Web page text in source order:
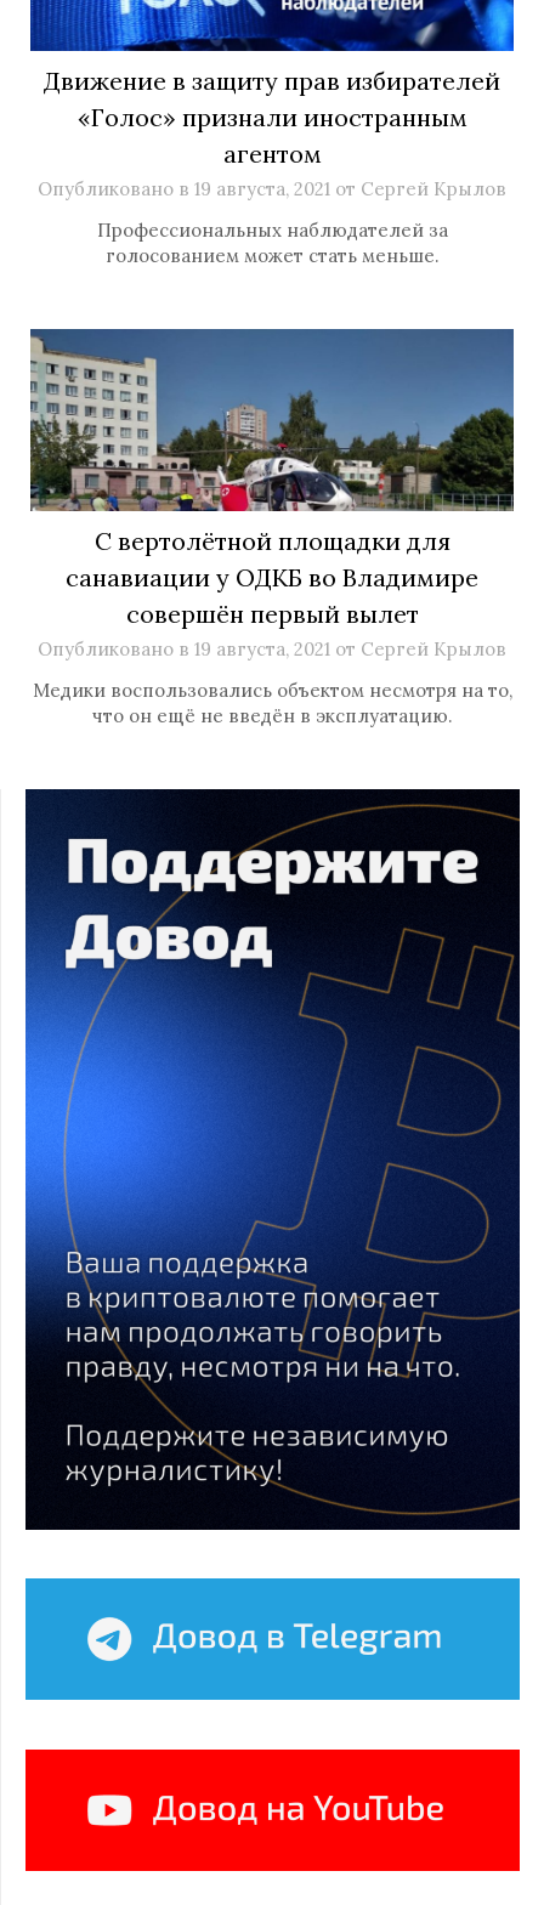
Движение в защиту прав избирателей
«Голос» признали иностранным
агентом
Опубликовано в 19 августа, 2021 от Сергей Крылов
Профессиональных наблюдателей за
голосованием может стать меньше.
С вертолётной площадки для
санавиации у ОДКБ во Владимире
совершён первый вылет
Опубликовано в 19 августа, 2021 от Сергей Крылов
Медики воспользовались объектом несмотря на то,
что он ещё не введён в эксплуатацию.